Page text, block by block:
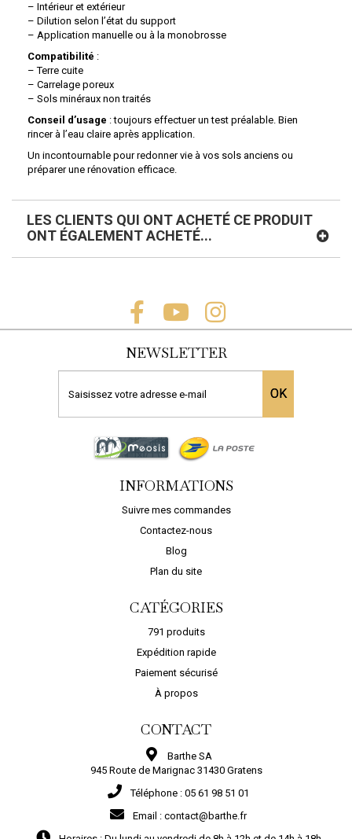
– Intérieur et extérieur
– Dilution selon l’état du support
– Application manuelle ou à la monobrosse
Compatibilité :
– Terre cuite
– Carrelage poreux
– Sols minéraux non traités
Conseil d’usage : toujours effectuer un test préalable. Bien
rincer à l’eau claire après application.
Un incontournable pour redonner vie à vos sols anciens ou
préparer une rénovation efficace.
LES CLIENTS QUI ONT ACHETÉ CE PRODUIT
ONT ÉGALEMENT ACHETÉ...
DALLES...
Le format opus 4 formats de ce
AJOUTER AU PANIER
NEWSLETTER
OK
INFORMATIONS
Suivre mes commandes
Contactez-nous
Blog
Plan du site
CATÉGORIES
791 produits
Expédition rapide
Paiement sécurisé
À propos
CONTACT
Barthe SA
945 Route de Marignac 31430 Gratens
Téléphone : 05 61 98 51 01
Email : contact@barthe.fr